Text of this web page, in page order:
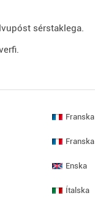
sérstaklega.
Franska
Franska
Enska
Ítalska